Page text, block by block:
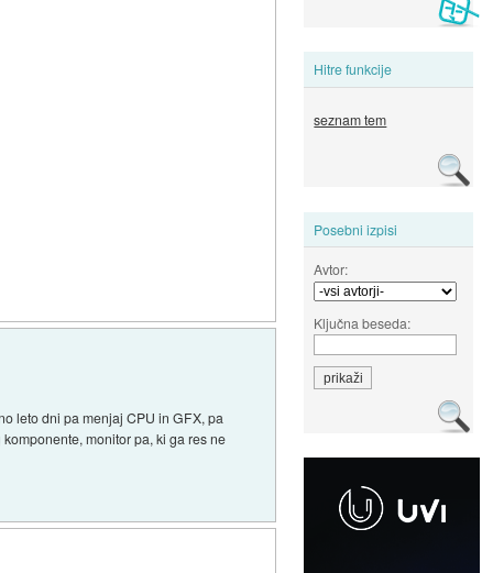
Hitre funkcije
seznam tem
Posebni izpisi
Avtor:
Ključna beseda:
leto dni pa menjaj CPU in GFX, pa
monitor pa, ki ga res ne